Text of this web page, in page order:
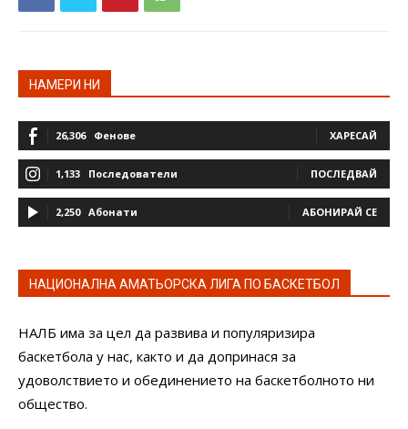
НАМЕРИ НИ
26,306 Фенове ХАРЕСАЙ
1,133 Последователи ПОСЛЕДВАЙ
2,250 Абонати АБОНИРАЙ СЕ
НАЦИОНАЛНА АМАТЬОРСКА ЛИГА ПО БАСКЕТБОЛ
НАЛБ има за цел да развива и популяризира
баскетбола у нас, както и да допринася за
удоволствието и обединението на баскетболното ни
общество.